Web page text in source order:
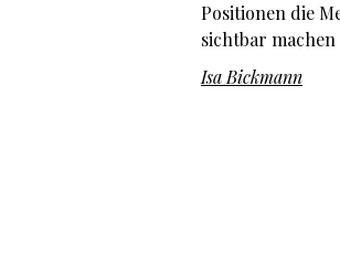
Positionen die
sichtbar machen
Isa Bickmann